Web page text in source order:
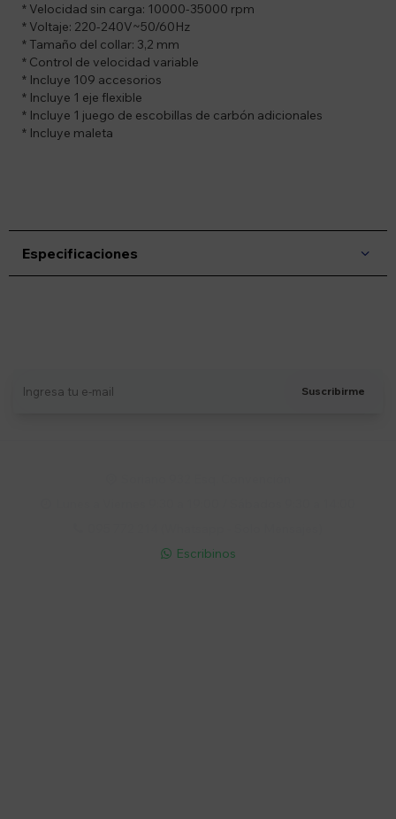
* Velocidad sin carga: 10000-35000 rpm
* Voltaje: 220-240V~50/60Hz
* Tamaño del collar: 3,2 mm
* Control de velocidad variable
* Incluye 109 accesorios
* Incluye 1 eje flexible
* Incluye 1 juego de escobillas de carbón adicionales
* Incluye maleta
Especificaciones
Suscribirme
 Escribinos